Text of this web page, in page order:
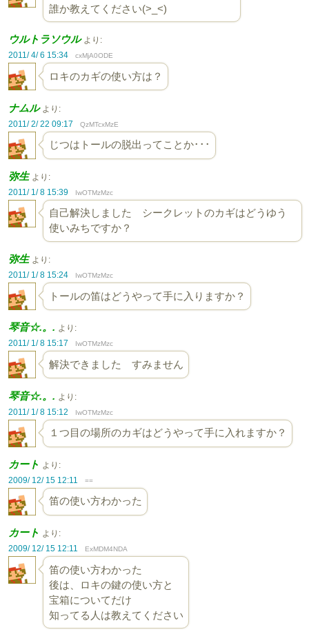
誰か教えてください(>_<)
ウルトラソウル より:
2011/ 4/ 6 15:34
cxMjA0ODE
ロキのカギの使い方は？
ナムル より:
2011/ 2/ 22 09:17
QzMTcxMzE
じつはトールの脱出ってことか･･･
弥生 より:
2011/ 1/ 8 15:39
IwOTMzMzc
自己解決しました シークレットのカギはどうゆう
使いみちですか？
弥生 より:
2011/ 1/ 8 15:24
IwOTMzMzc
トールの笛はどうやって手に入りますか？
琴音☆.。. より:
2011/ 1/ 8 15:17
IwOTMzMzc
解決できました すみません
琴音☆.。. より:
2011/ 1/ 8 15:12
IwOTMzMzc
１つ目の場所のカギはどうやって手に入れますか？
カート より:
2009/ 12/ 15 12:11
==
笛の使い方わかった
カート より:
2009/ 12/ 15 12:11
ExMDM4NDA
笛の使い方わかった
後は、ロキの鍵の使い方と
宝箱についてだけ
知ってる人は教えてください